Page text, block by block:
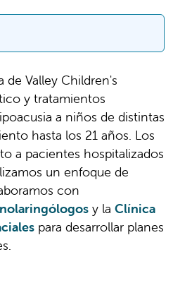
de Valley Children's
y tratamientos
a niños de distintas
hasta los 21 años. Los
a pacientes hospitalizados
un enfoque de
con
y la Clínica
para desarrollar planes